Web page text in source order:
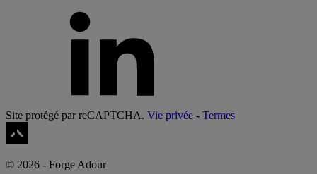
Site protégé par reCAPTCHA. Vie privée - Termes
© 2026 - Forge Adour